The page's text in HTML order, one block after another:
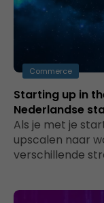
Commerce
Starting up in
Nederlandse
Als je met je
upscalen naar
verschillende